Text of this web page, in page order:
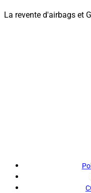
La revente d'airbags et